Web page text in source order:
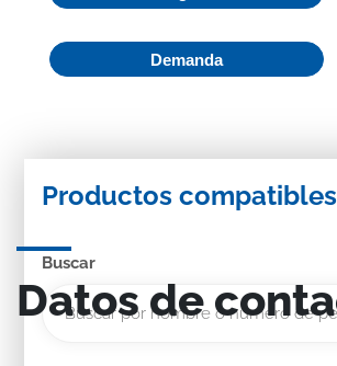
Demanda
Productos compatibles
Buscar
Datos de